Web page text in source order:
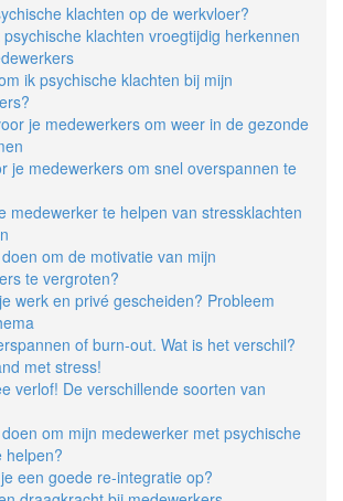
klachten op de werkvloer?
psychische klachten vroegtijdig herkennen
ik psychische klachten bij mijn
je medewerkers om weer in de gezonde
je medewerkers om snel overspannen te
medewerker te helpen van stressklachten
om de motivatie van mijn
te vergroten?
werk en privé gescheiden? Probleem
of burn-out. Wat is het verschil?
met stress!
verlof! De verschillende soorten van
om mijn medewerker met psychische
helpen?
een goede re-integratie op?